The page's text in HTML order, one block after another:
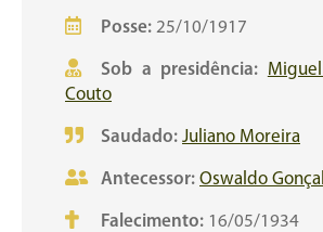
Posse: 25/10/1917
Sob a presidência:
Couto
Saudado: Juliano Moreira
Antecessor: Oswaldo
Falecimento: 16/05/1934